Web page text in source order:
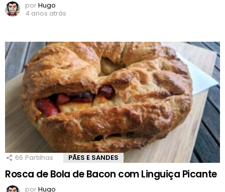
porHugo
4 anos atrás
66 Partilhas PÃES E SANDES
Rosca de Bola de Bacon com Linguiça Picante
porHugo